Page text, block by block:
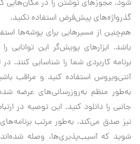
‌شود. مجوزهای نوشتن را در مکان‌هایی
گذرواژه‌های پیش‌فرض استفاده نکنید.
هم‌چنین از مسیرهایی برای پوشه‌ها
باشد. ابزارهای پویش‌گر این توانایی
برنامه کاربردی شما را شناسایی ‌کنند.
آنتی‌ویروس استفاده کنید و مراقب
به‌طور منظم به‌روزرسانی‌های عرضه
جانبی را دانلود کنید. این توصیه در
نیز صدق می‌کند. به‌طور مرتب
شوید که آسیب‌پذیری‌ها، وصله